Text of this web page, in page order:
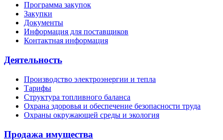
Программа закупок
Закупки
Документы
Информация для поставщиков
Контактная информация
Деятельность
Производство электроэнергии и тепла
Тарифы
Структура топливного баланса
Охрана здоровья и обеспечение безопасности труда
Охраны окружающей среды и экология
Продажа имущества